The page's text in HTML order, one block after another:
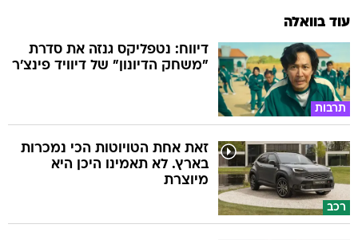
עוד בוואלה
תרבות
דיווח: נטפליקס גנזה את סדרת
"משחק הדיונון" של דיוויד פינצ'ר
רכב
זאת אחת הטויוטות הכי נמכרות
בארץ. לא תאמינו היכן היא
מיוצרת